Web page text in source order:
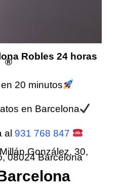
Robles 24 horas
®
20 minutos
en Barcelona
al 931 768 847
González, 30,
08024 Barcelona